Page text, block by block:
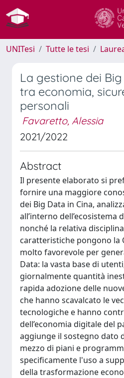
UNITesi Tutte le tesi
La gestione dei
tra economia,
personali
Favaretto, Alessia
2021/2022
Abstract
Il presente elaborato si
fornire una maggiore
dei Big Data in Cina,
all’interno dell’ecosistema
nonché la relativa
caratteristiche pongono la
molto favorevole per
Data: la vasta base di
giornalmente quantità
rapida adozione delle
che hanno scavalcato le
tecnologiche e hanno
dell’economia digitale del
aggiunge il sostegno dato
mezzo di piani e
specificamente l'uso a
della trasformazione